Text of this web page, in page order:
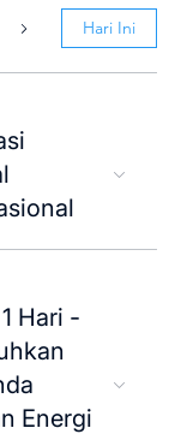
Hari Ini
Hari -
Energi